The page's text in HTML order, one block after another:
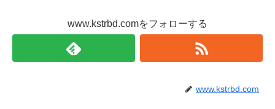
www.kstrbd.comをフォローする
www.kstrbd.com